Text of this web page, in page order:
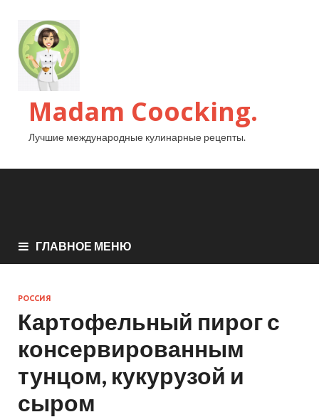
Madam Coocking.
Лучшие международные кулинарные рецепты.
ГЛАВНОЕ МЕНЮ
РОССИЯ
Картофельный пирог с
консервированным
тунцом, кукурузой и
сыром